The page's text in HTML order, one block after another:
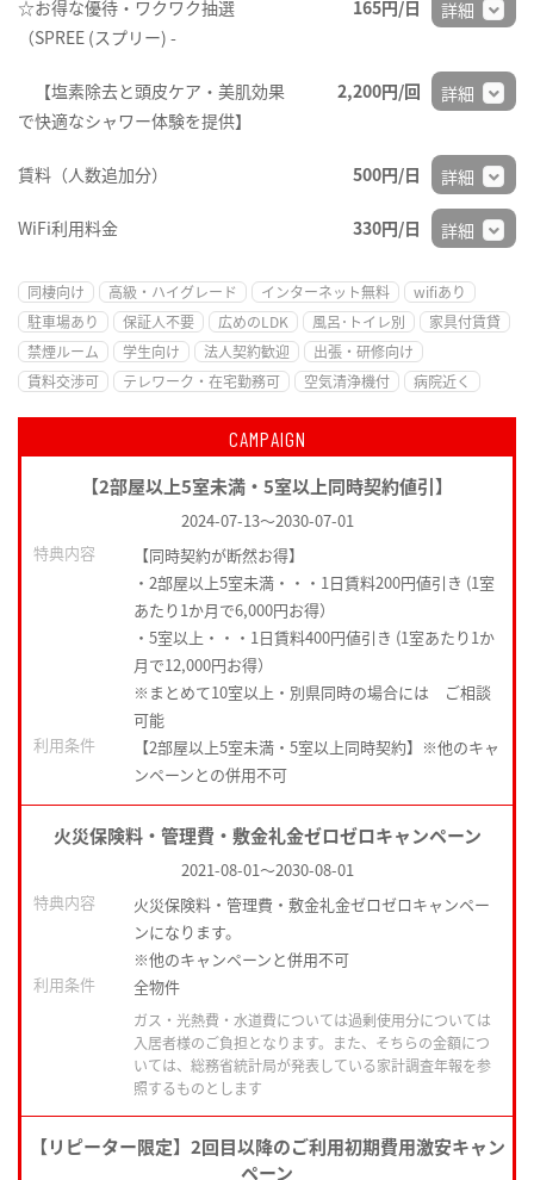
☆お得な優待・ワクワク抽選
（SPREE (スプリー) -
165円/日 詳細
【塩素除去と頭皮ケア・美肌効果
で快適なシャワー体験を提供】
2,200円/回 詳細
賃料（人数追加分） 500円/日 詳細
WiFi利用料金 330円/日 詳細
同棲向け 高級・ハイグレード インターネット無料
wifiあり
駐車場あり
保証人不要 広めのLDK 風呂･トイレ別
家具付賃貸
禁煙ルーム
学生向け 法人契約歓迎
出張・研修向け
賃料交渉可
テレワーク・在宅勤務可 空気清浄機付 病院近く
CAMPAIGN
【2部屋以上5室未満・5室以上同時契約値引】
2024-07-13～2030-07-01
特典内容
【同時契約が断然お得】
・2部屋以上5室未満・・・1日賃料200円値引き (1室
あたり1か月で6,000円お得）
・5室以上・・・1日賃料400円値引き (1室あたり1か
月で12,000円お得）
※まとめて10室以上・別県同時の場合には ご相談
可能
利用条件
【2部屋以上5室未満・5室以上同時契約】※他のキャ
ンペーンとの併用不可
火災保険料・管理費・敷金礼金ゼロゼロキャンペーン
2021-08-01～2030-08-01
特典内容
火災保険料・管理費・敷金礼金ゼロゼロキャンペー
ンになります。
※他のキャンペーンと併用不可
利用条件
全物件
ガス・光熱費・水道費については過剰使用分については
入居者様のご負担となります。また、そちらの金額につ
いては、総務省統計局が発表している家計調査年報を参
照するものとします
【リピーター限定】2回目以降のご利用初期費用激安キャン
ペーン